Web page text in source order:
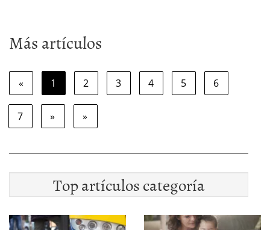
Más artículos
« 1 2 3 4 5 6
7 » »
Top artículos categoría